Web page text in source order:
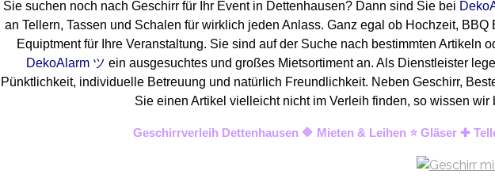
Sie suchen noch nach Geschirr für Ihr Event in Dettenhausen? Dann sind Sie bei
an Tellern, Tassen und Schalen für wirklich jeden Anlass. Ganz egal ob Hochzeit,
Equiptment für Ihre Veranstaltung. Sie sind auf der Suche nach bestimmten
DekoAlarm ツ ein ausgesuchtes und großes Mietsortiment an. Als Dienstleister
Pünktlichkeit, individuelle Betreuung und natürlich Freundlichkeit. Neben Geschirr,
Sie einen Artikel vielleicht nicht im Verleih finden, so wissen
Geschirrverleih Dettenhausen 🔷 Mieten & Leihen ⭐ Gläser ✚